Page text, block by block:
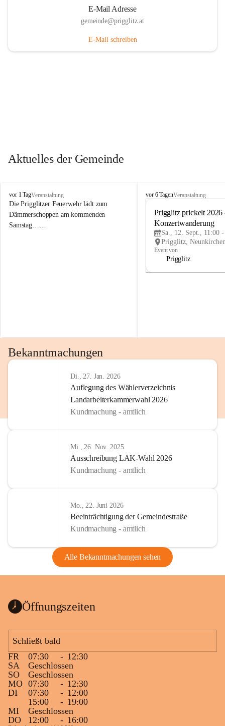
E-Mail Adresse
gemeinde@prigglitz.at
E-Mail schreiben
Aktuelles der Gemeinde
P
r
i
g
vor 1 TagVeranstaltung
Die Prigglitzer Feuerwehr lädt zum
Dämmerschoppen am kommenden
Samstag……
P
vor 6 TagenVeranstaltung
Prigglitz prickelt 2026
Konzertwanderung
Sa., 12. Sept., 11:00
Event von
Prigglitz
Bekanntmachungen
Di., 27. Jan. 2026
Auflegung des Wählerverzeichnis
Landarbeiterkammerwahl 2026
Kundmachung - amtlich
Mi., 26. Nov. 2025
Ausschreibung LAK-Wahl 2026
Kundmachung - amtlich
Mo., 22. Juni 2026
Beeinträchtigung der Gemeindestraße
Kundmachung - amtlich
Alle Bekanntmachungen sehen
Öffnungszeiten
Schließt bald
FR
07:30 - 12:30
SA
Geschlossen
SO
Geschlossen
MO 07:30 - 12:30
DI
07:30 - 12:00
15:00
- 19:00
MI
Geschlossen
DO
12:00 - 16:00